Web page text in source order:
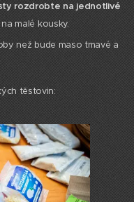
rozdrobte na jednotlivé
malé kousky.
než bude maso tmavé a
těstovin: